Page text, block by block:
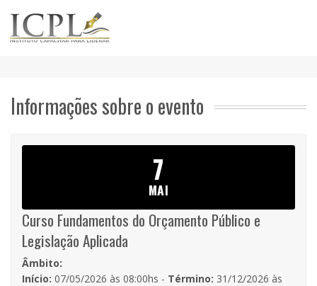
Informações sobre o evento
7
MAI
Curso Fundamentos do Orçamento Público e
Legislação Aplicada
Âmbito:
Início: 07/05/2026 às 08:00hs - Término: 31/12/2026 às